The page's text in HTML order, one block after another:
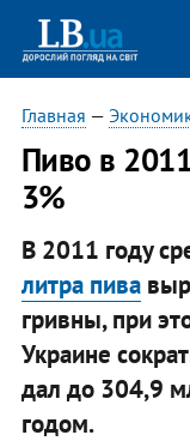
Главная —
Пиво в
3%
В 2011 году
литра пива
гривны, при
Украине
дал до 304,9
годом.